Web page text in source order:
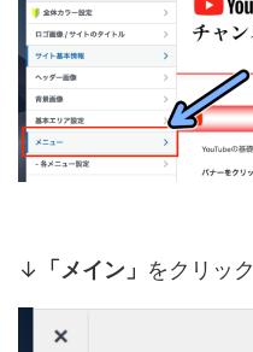
↓ 「メイン」 をクリック